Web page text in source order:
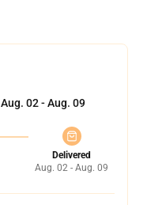
Aug. 02 - Aug. 09
Delivered
Aug. 02 - Aug. 09